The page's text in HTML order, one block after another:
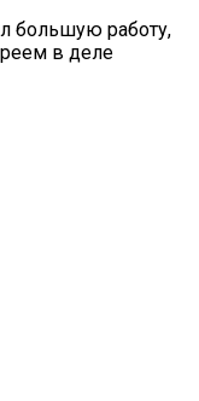
большую работу,
в деле